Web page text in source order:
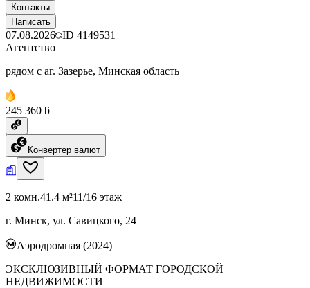
Контакты
Написать
07.08.2026 ID 4149531
Агентство
рядом с аг. Зазерье, Минская область
245 360 ƃ
Конвертер валют
2 комн.41.4 м²11/16 этаж
г. Минск, ул. Савицкого, 24
Аэродромная (2024)
ЭКСКЛЮЗИВНЫЙ ФОРМАТ ГОРОДСКОЙ
НЕДВИЖИМОСТИ